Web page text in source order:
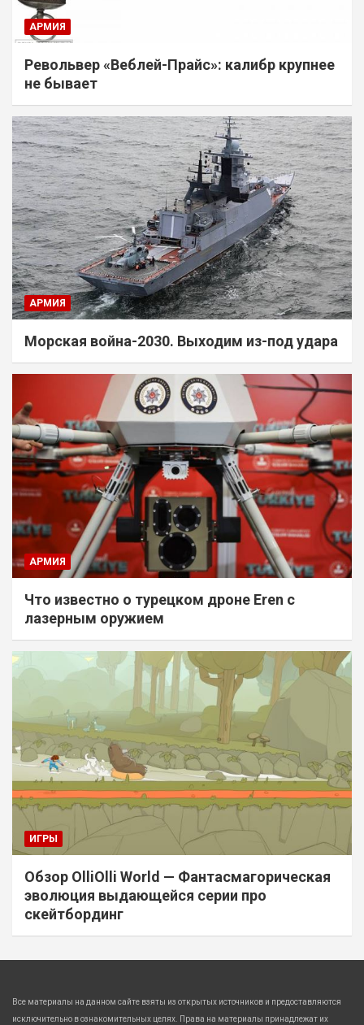
АРМИЯ
Револьвер «Веблей-Прайс»: калибр крупнее
не бывает
АРМИЯ
Морская война-2030. Выходим из-под удара
АРМИЯ
Что известно о турецком дроне Eren с
лазерным оружием
ИГРЫ
Обзор OlliOlli World — Фантасмагорическая
эволюция выдающейся серии про
скейтбординг
Все материалы на данном сайте взяты из открытых источников и предоставляются
исключительно в ознакомительных целях. Права на материалы принадлежат их